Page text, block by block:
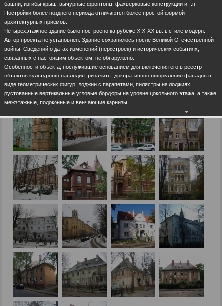
башни, изгибы крыш, вычурные фронтоны, фахверковые конструкции и т.п.
Постройки более позднего периода отличаются более простой формой
архитектурных приемов.
Четырехэтажное здание было построено на рубеже ХIХ-ХХ вв. в стиле модерн.
Автор проекта не установлен. Здание сохранилось после Великой Отечественной
войны. Сведений о датах изменений (перестроек) и исторических событиях,
связанных с настоящим объектом, не обнаружено.
Особенности объекта, послужившие основанием для включения его в реестр
объектов культурного наследия: ризалиты, декоративное оформление фасадов в
виде геометрических фигур, лоджии с парапетами, пилястры на лоджиях,
рустованные вертикальные угловые бордюры на уровне цокольного этажа, а также
межэтажные, подоконные и венчающие карнизы.